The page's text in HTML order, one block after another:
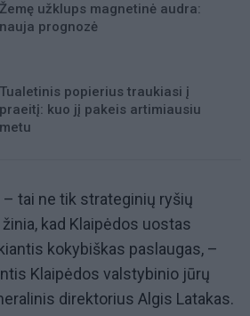
Žemę užklups magnetinė audra:
nauja prognozė
Tualetinis popierius traukiasi į
praeitį: kuo jį pakeis artimiausiu
metu
tai ne tik strateginių ryšių
kad Klaipėdos uostas
kokybiškas paslaugas, –
Klaipėdos valstybinio jūrų
direktorius Algis Latakas.